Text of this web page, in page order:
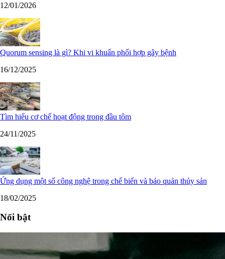
12/01/2026
Quorum sensing là gì? Khi vi khuẩn phối hợp gây bệnh
16/12/2025
Tìm hiểu cơ chế hoạt động trong đầu tôm
24/11/2025
Ứng dụng một số công nghệ trong chế biến và bảo quản thủy sản
18/02/2025
Nổi bật